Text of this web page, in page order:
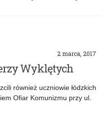
2 marca, 2017
Wyklętych
również uczniowie łódzkich
Ofiar Komunizmu przy ul.